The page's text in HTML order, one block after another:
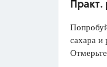
сахара и